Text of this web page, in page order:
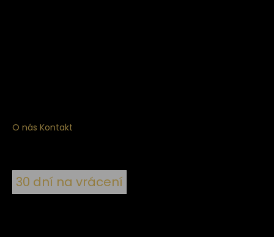
O nás Kontakt
30 dní na vrácení